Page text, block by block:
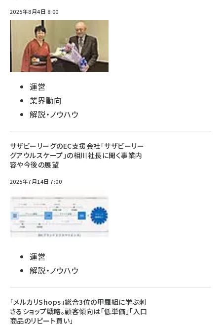
2025年8月4日 8:00
運営
業界動向
解説・ノウハウ
サザビーリーグのEC支援会社「サザビーリー
グアウルスケープ」の相川社長に聞く事業内
容や今後の展望
2025年7月14日 7:00
運営
解説・ノウハウ
「メルカリShops」総合3位の甲羅組に学ぶ刺
さるショップ戦略。顧客傾向は「低単価」「入口
商品のリピート買い」